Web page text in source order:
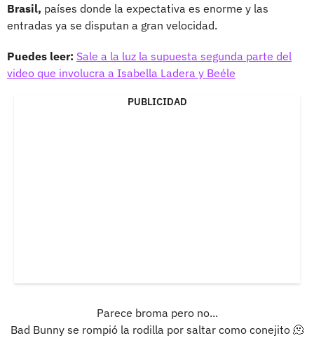
Brasil, países donde la expectativa es enorme y las
entradas ya se disputan a gran velocidad.
Puedes leer: Sale a la luz la supuesta segunda parte del
video que involucra a Isabella Ladera y Beéle
PUBLICIDAD
Parece broma pero no...
Bad Bunny se rompió la rodilla por saltar como conejito 🫠